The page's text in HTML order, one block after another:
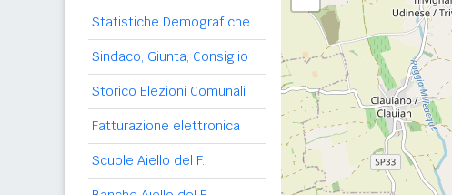
Statistiche Demografiche
Sindaco, Giunta, Consiglio
Storico Elezioni Comunali
Fatturazione elettronica
Scuole Aiello del F.